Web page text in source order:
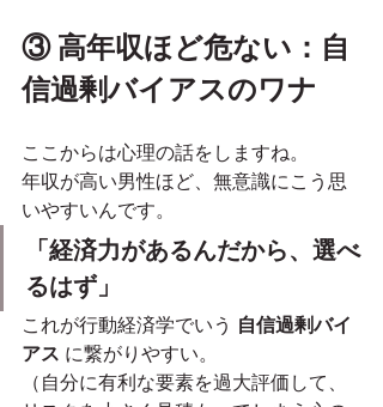
③ 高年収ほど危ない：自
信過剰バイアスのワナ
ここからは心理の話をしますね。
年収が高い男性ほど、無意識にこう思
いやすいんです。
「経済力があるんだから、選べ
るはず」
これが行動経済学でいう 自信過剰バイ
アス に繋がりやすい。
（自分に有利な要素を過大評価して、